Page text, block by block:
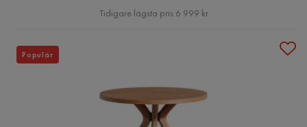
Pris
Tidigare lägsta pris 6 999 kr
Populär